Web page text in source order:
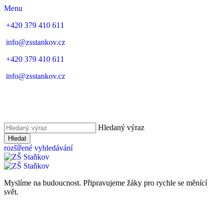
Menu
+420 379 410 611
info@zsstankov.cz
+420 379 410 611
info@zsstankov.cz
Hledaný výraz
Hledat
rozšířené vyhledávání
Myslíme na budoucnost. Připravujeme žáky pro rychle se měnící
svět.